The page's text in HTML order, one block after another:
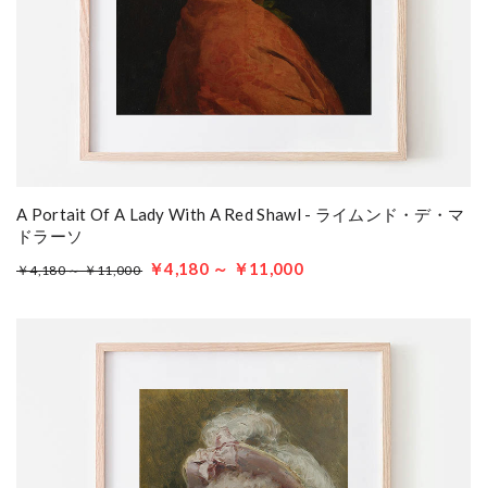
A Portait Of A Lady With A Red Shawl - ライムンド・デ・マ
ドラーソ
￥4,180 ～ ￥11,000 ￥4,180 ～ ￥11,000